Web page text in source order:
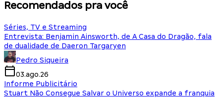
Recomendados pra você
Séries, TV e Streaming
Entrevista: Benjamin Ainsworth, de A Casa do Dragão, fala
de dualidade de Daeron Targaryen
Pedro Siqueira
03.ago.26
Informe Publicitário
Stuart Não Consegue Salvar o Universo expande a franquia